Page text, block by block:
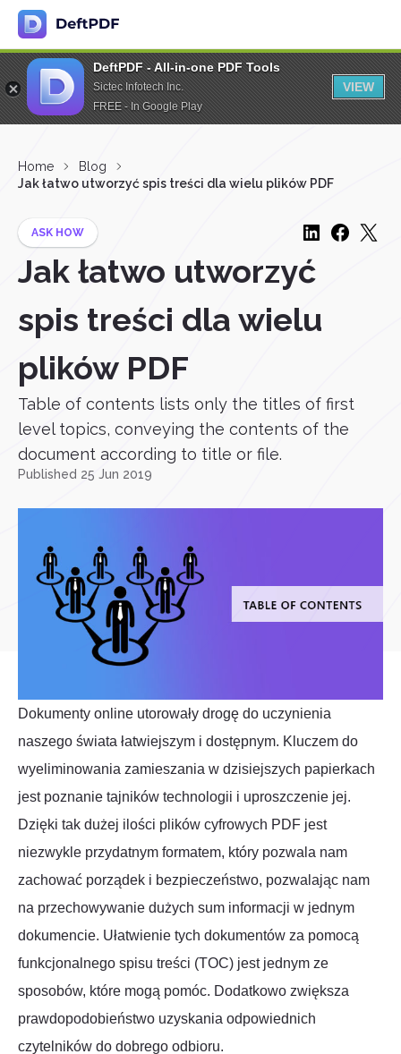
DeftPDF - All-in-one PDF Tools
Sictec Infotech Inc.
FREE - In Google Play
VIEW
Home
Blog
Jak łatwo utworzyć spis treści dla wielu plików PDF
ASK HOW
Jak łatwo utworzyć
spis treści dla wielu
plików PDF
Table of contents lists only the titles of first
level topics, conveying the contents of the
document according to title or file.
Published 25 Jun 2019
Dokumenty online utorowały drogę do uczynienia
naszego świata łatwiejszym i dostępnym. Kluczem do
wyeliminowania zamieszania w dzisiejszych papierkach
jest poznanie tajników technologii i uproszczenie jej.
Dzięki tak dużej ilości plików cyfrowych PDF jest
niezwykle przydatnym formatem, który pozwala nam
zachować porządek i bezpieczeństwo, pozwalając nam
na przechowywanie dużych sum informacji w jednym
dokumencie. Ułatwienie tych dokumentów za pomocą
funkcjonalnego spisu treści (TOC) jest jednym ze
sposobów, które mogą pomóc. Dodatkowo zwiększa
prawdopodobieństwo uzyskania odpowiednich
czytelników do dobrego odbioru.